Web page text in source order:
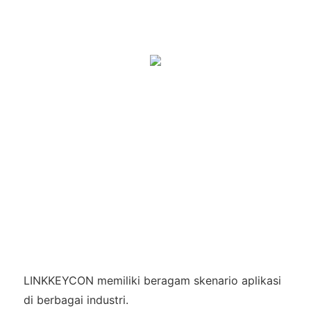
LINKKEYCON memiliki beragam skenario aplikasi
di berbagai industri.